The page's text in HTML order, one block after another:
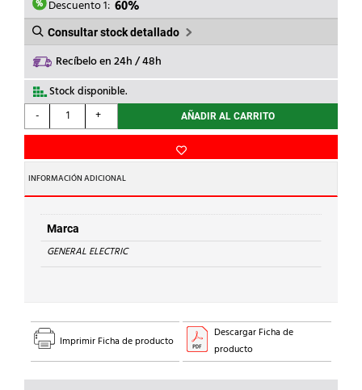
140,61€.56,24€.
Descuento 1: 60%
Consultar stock detallado
Recíbelo en 24h / 48h
Stock disponible.
-
GENERAL
ELECTRIC
MAGNETOT.TRIP+N.ICP-
M
15A
4MOD.6kA
cantidad
+ AÑADIR AL CARRITO
INFORMACIÓN ADICIONAL
Marca
GENERAL ELECTRIC
Imprimir Ficha de producto
Descargar Ficha de
producto